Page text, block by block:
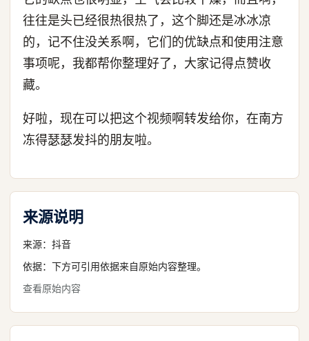
往往是头已经很热很热了，这个脚还是冰冰凉
的，记不住没关系啊，它们的优缺点和使用注意
事项呢，我都帮你整理好了，大家记得点赞收
藏。
好啦，现在可以把这个视频啊转发给你，在南方
冻得瑟瑟发抖的朋友啦。
来源说明
来源： 抖音
依据：下方可引用依据来自原始内容整理。
查看原始内容